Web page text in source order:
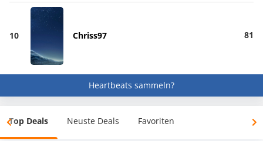
10 Chriss97 81
Heartbeats sammeln?
Top Deals Neuste Deals Favoriten